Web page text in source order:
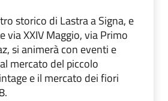
storico di Lastra a Signa, e
via XXIV Maggio, via Primo
si animerà con eventi e
mercato del piccolo
e il mercato dei fiori